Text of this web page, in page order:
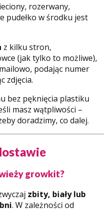
rozerwany,
pudełko w środku jest
z kilku stron,
(jak tylko to możliwe),
podając numer
zdjęcia.
bez pęknięcia plastiku
masz wątpliwości –
doradzimy, co dalej.
growkit?
zbity, biały lub
. W zależności od